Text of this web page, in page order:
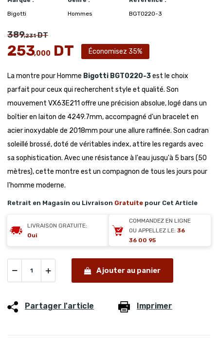
Bigotti
Hommes
BGT0220-3
389,231DT
253,000 DT Économisez 35%
La montre pour Homme Bigotti BGT0220-3est le choix
parfait pour ceux qui recherchent style et qualité. Son
mouvement VX63E211 offre une précision absolue, logé dans un
boîtier en laiton de 4249.7mm, accompagné d'un bracelet en
acier inoxydable de 2018mm pour une allure raffinée. Son cadran
soleillé brossé, doté de véritables index, attire les regards avec
sa sophistication. Avec une résistance à l'eau jusqu'à 5 bars (50
mètres), cette montre est un compagnon de tous les jours pour
l'homme moderne.
Retrait en Magasin ou Livraison Gratuite pour Cet Article
LIVRAISON GRATUITE:
Oui
COMMANDEZ EN LIGNE
OU APPELLEZ LE: 36
36 00 95
Ajouter au panier
Partager l'article Imprimer